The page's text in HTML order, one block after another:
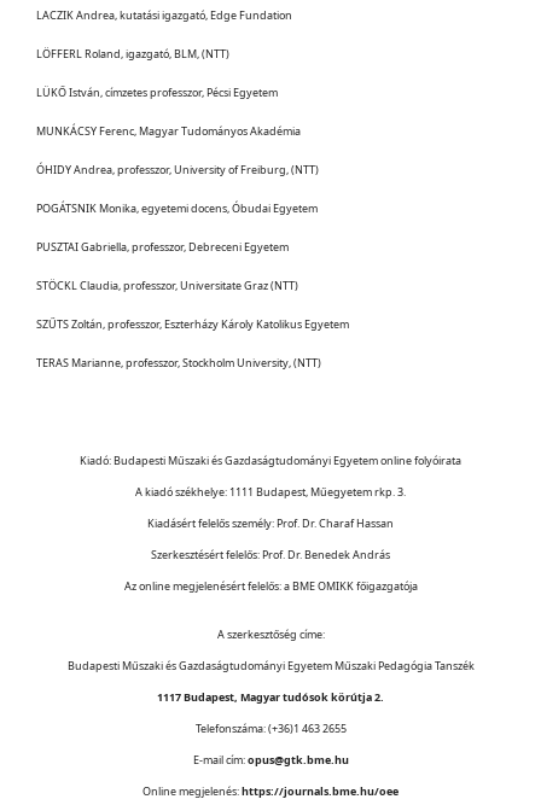
LACZIK Andrea, kutatási igazgató, Edge Fundation
LÖFFERL Roland, igazgató, BLM, (NTT)
LÜKŐ István, címzetes professzor, Pécsi Egyetem
MUNKÁCSY Ferenc, Magyar Tudományos Akadémia
ÓHIDY Andrea, professzor, University of Freiburg, (NTT)
POGÁTSNIK Monika, egyetemi docens, Óbudai Egyetem
PUSZTAI Gabriella, professzor, Debreceni Egyetem
STÖCKL Claudia, professzor, Universitate Graz (NTT)
SZŰTS Zoltán, professzor, Eszterházy Károly Katolikus Egyetem
TERAS Marianne, professzor, Stockholm University, (NTT)
Kiadó: Budapesti Műszaki és Gazdaságtudományi Egyetem online folyóirata
A kiadó székhelye: 1111 Budapest, Műegyetem rkp. 3.
Kiadásért felelős személy: Prof. Dr. Charaf Hassan
Szerkesztésért felelős: Prof. Dr. Benedek András
Az online megjelenésért felelős: a BME OMIKK főigazgatója
A szerkesztőség címe:
Budapesti Műszaki és Gazdaságtudományi Egyetem Műszaki Pedagógia Tanszék
1117 Budapest, Magyar tudósok körútja 2.
Telefonszáma: (+36)1 463 2655
E-mail cím:opus@gtk.bme.hu
Online megjelenés:https://journals.bme.hu/oee